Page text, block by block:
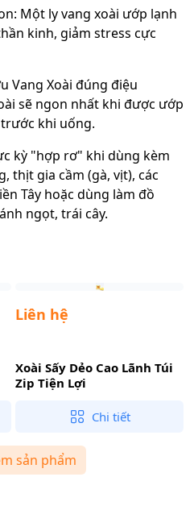
Một ly vang xoài ướp lạnh
kinh, giảm stress cực
Vang Xoài đúng điệu
sẽ ngon nhất khi được ướp
trước khi uống.
kỳ "hợp rơ" khi dùng kèm
thịt gia cầm (gà, vịt), các
Tây hoặc dùng làm đồ
ngọt, trái cây.
Liên hệ
Xoài Sấy Dẻo Cao Lãnh Túi
Zip Tiện Lợi
Chi tiết
sản phẩm